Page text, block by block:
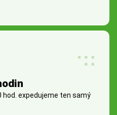
hod. expedujeme ten samý